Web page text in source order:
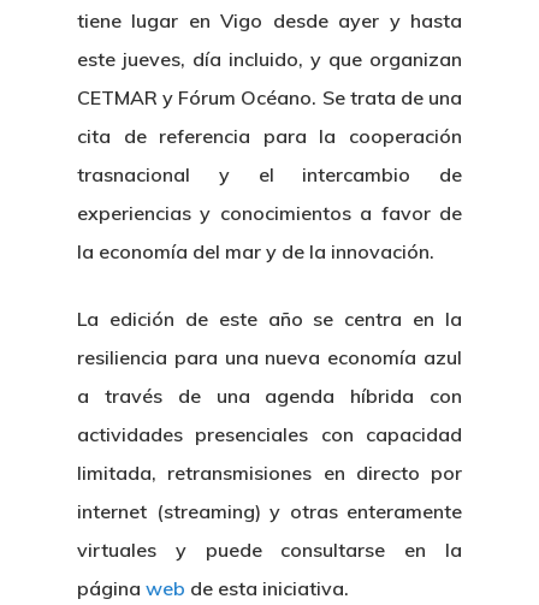
tiene lugar en Vigo desde ayer y hasta
este jueves, día incluido, y que organizan
CETMAR y Fórum Océano. Se trata de una
cita de referencia para la cooperación
trasnacional y el intercambio de
experiencias y conocimientos a favor de
la economía del mar y de la innovación.
La edición de este año se centra en la
resiliencia para una nueva economía azul
a través de una agenda híbrida con
actividades presenciales con capacidad
limitada, retransmisiones en directo por
internet (streaming) y otras enteramente
virtuales y puede consultarse en la
página web de esta iniciativa.